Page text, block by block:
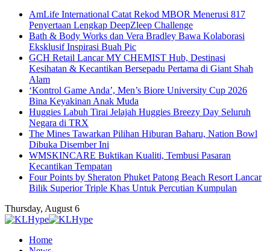
AmLife International Catat Rekod MBOR Menerusi 817
Penyertaan Lengkap DeepZleep Challenge
Bath & Body Works dan Vera Bradley Bawa Kolaborasi
Eksklusif Inspirasi Buah Pic
GCH Retail Lancar MY CHEMIST Hub, Destinasi
Kesihatan & Kecantikan Bersepadu Pertama di Giant Shah
Alam
‘Kontrol Game Anda’, Men’s Biore University Cup 2026
Bina Keyakinan Anak Muda
Huggies Labuh Tirai Jelajah Huggies Breezy Day Seluruh
Negara di TRX
The Mines Tawarkan Pilihan Hiburan Baharu, Nation Bowl
Dibuka Disember Ini
WMSKINCARE Buktikan Kualiti, Tembusi Pasaran
Kecantikan Tempatan
Four Points by Sheraton Phuket Patong Beach Resort Lancar
Bilik Superior Triple Khas Untuk Percutian Kumpulan
Thursday, August 6
Home